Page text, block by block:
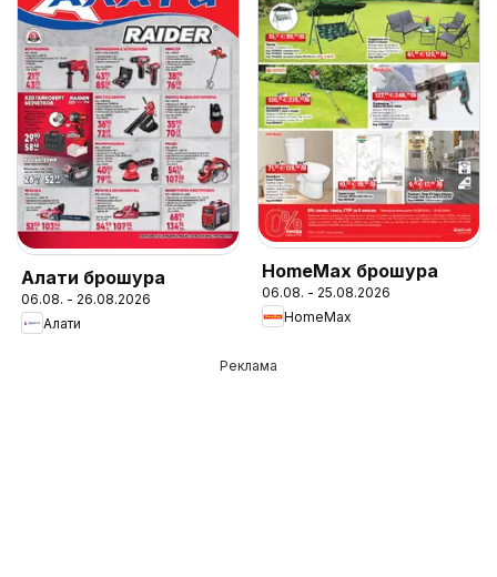
Алати брошура
06.08. - 26.08.2026
Алати
HomeMax брошура
06.08. - 25.08.2026
HomeMax
Реклама